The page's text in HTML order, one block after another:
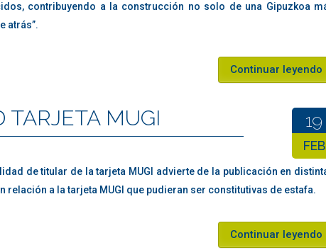
contribuyendo a la construcción no solo de una Gipuzkoa
atrás”.
Continuar leyendo
TARJETA MUGI 19
FEB
de titular de la tarjeta MUGI advierte de la publicación en
relación a la tarjeta MUGI que pudieran ser constitutivas de estafa.
Continuar leyendo